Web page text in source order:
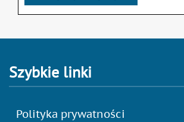
Szybkie linki
Polityka prywatności